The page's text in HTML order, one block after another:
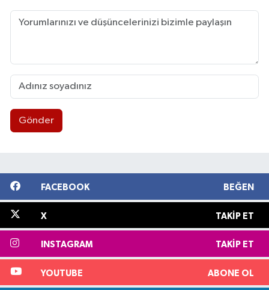
Gönder
FACEBOOK BEĞEN
X TAKIP ET
INSTAGRAM TAKIP ET
YOUTUBE ABONE OL